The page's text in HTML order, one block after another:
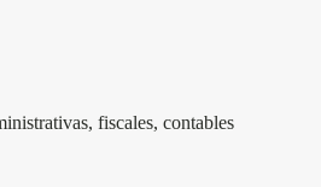
fiscales, contables